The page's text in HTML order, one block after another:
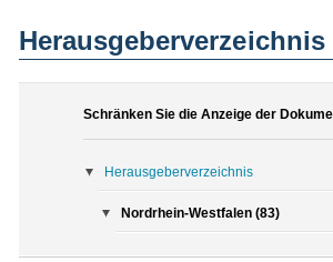
Herausgeberverzeichnis
Schränken Sie die Anzeige der
Herausgeberverzeichnis
Nordrhein-Westfalen (83)